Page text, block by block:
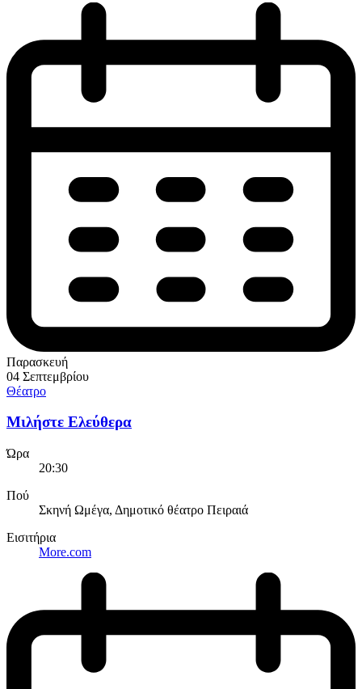
Παρασκευή
04 Σεπτεμβρίου
Θέατρο
Μιλήστε Ελεύθερα
Ώρα
20:30
Πού
Σκηνή Ωμέγα, Δημοτικό θέατρο Πειραιά
Εισιτήρια
More.com